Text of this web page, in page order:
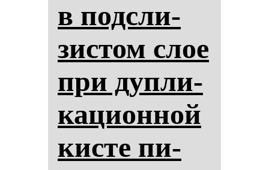
в под­сли­
зис­том слое
при дуп­ли­
ка­ци­он­ной
кис­те пи­